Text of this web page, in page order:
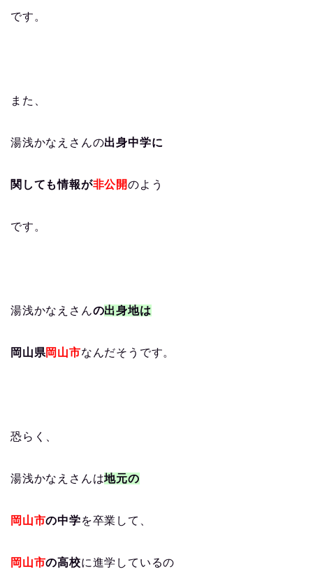
です。
また、
湯浅かなえさんの出身中学に
関しても情報が非公開のよう
です。
湯浅かなえさんの出身地は
岡山県岡山市なんだそうです。
恐らく、
湯浅かなえさんは地元の
岡山市の中学を卒業して、
岡山市の高校に進学しているの